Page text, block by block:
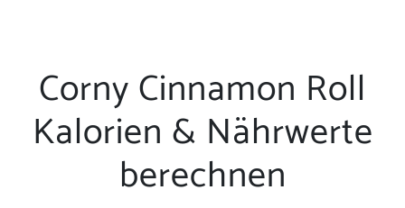
Corny Cinnamon Roll
Kalorien & Nährwerte
berechnen